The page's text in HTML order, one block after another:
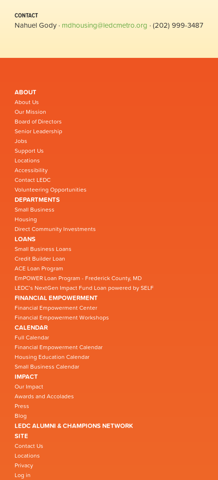
CONTACT
Nahuel Gody · mdhousing@ledcmetro.org · (202) 999-3487
ABOUT
About Us
Our Mission
Board of Directors
Senior Leadership
Jobs
Support Us
Locations
Accessibility
Contact LEDC
Volunteering Opportunities
DEPARTMENTS
Small Business
Housing
Direct Community Investments
LOANS
Small Business Loans
Credit Builder Loan
ACE Loan Program
EmPOWER Loan Program - Frederick County, MD
LEDC’s NextGen Impact Fund Loan powered by SELF
FINANCIAL EMPOWERMENT
Financial Empowerment Center
Financial Empowerment Workshops
CALENDAR
Full Calendar
Financial Empowerment Calendar
Housing Education Calendar
Small Business Calendar
IMPACT
Our Impact
Awards and Accolades
Press
Blog
LEDC ALUMNI & CHAMPIONS NETWORK
SITE
Contact Us
Locations
Privacy
Log in